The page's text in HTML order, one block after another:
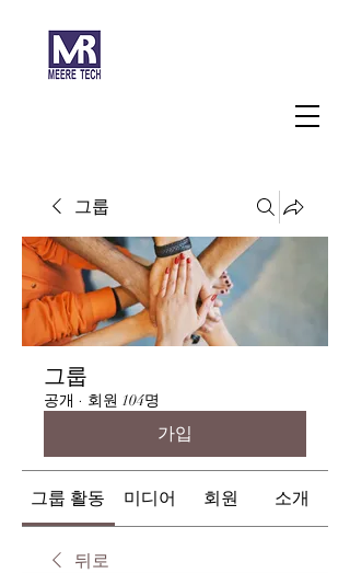
그룹
그룹
공개 · 회원 104명
가입
그룹 활동 미디어 회원 소개
뒤로